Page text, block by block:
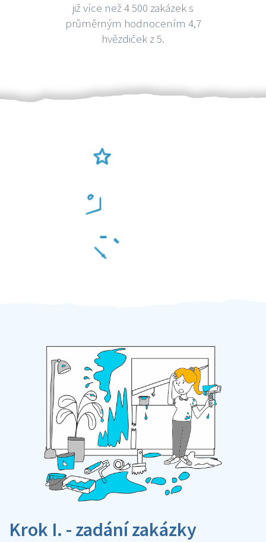
již více než 4 500 zakázek s
průměrným hodnocením 4,7
hvězdiček z 5.
Krok I. - zadání zakázky